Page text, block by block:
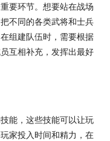
要环节。想要站在战场
不同的各类武将和士兵
组建队伍时，需要根据
互相补充，发挥出最好
能，这些技能可以让玩
家投入时间和精力，在